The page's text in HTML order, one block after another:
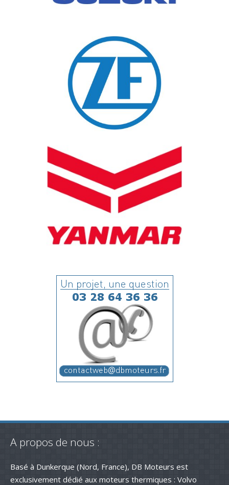
A propos de nous :
Basé à Dunkerque (Nord, France), DB Moteurs est
exclusivement dédié aux moteurs thermiques : Volvo